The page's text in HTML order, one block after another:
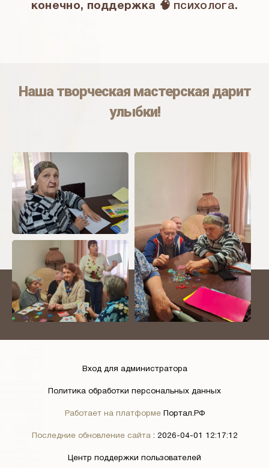
конечно, поддержка 🧠 психолога.
Наша творческая мастерская дарит
улыбки!
Вход для администратора
Политика обработки персональных данных
Работает на платформе Портал.РФ
Последние обновление сайта : 2026-04-01 12:17:12
Центр поддержки пользователей